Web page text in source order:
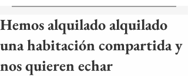
Hemos alquilado alquilado
una habitación compartida y
nos quieren echar